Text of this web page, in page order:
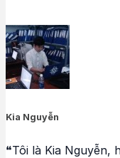
Kia Nguyễn
❝Tôi là Kia Nguyễn,